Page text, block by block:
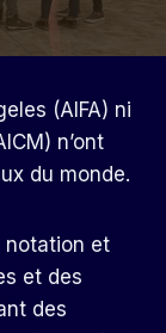
(AIFA) ni
n’ont
du monde.
notation et
et des
des